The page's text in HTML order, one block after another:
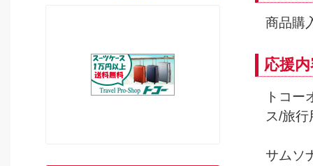
商品購
応援
トコー
ス/旅
サムソ